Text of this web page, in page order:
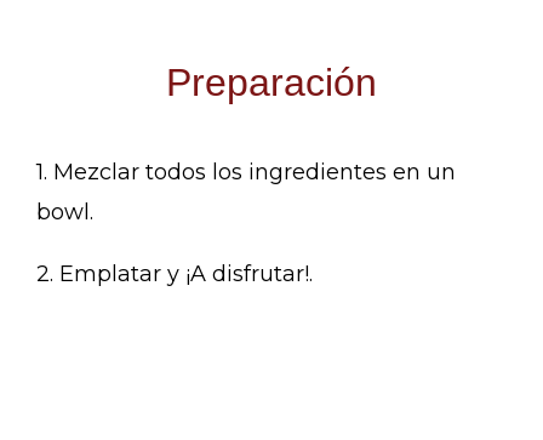
Preparación
1. Mezclar todos los ingredientes en un
bowl.
2. Emplatar y ¡A disfrutar!.